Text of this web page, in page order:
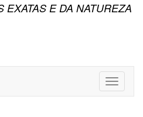
E DA NATUREZA
Toggle